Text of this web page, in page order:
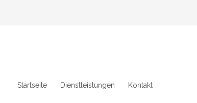
Startseite Dienstleistungen Kontakt